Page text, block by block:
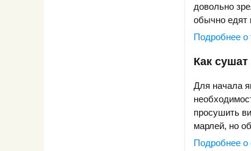
довольно
обычно едят
Подробнее о
Как
Для начала
просушить
марлей, но
Подробнее